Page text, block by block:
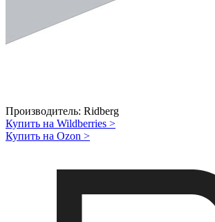
Производитель: Ridberg
Купить на Wildberries >
Купить на Ozon >